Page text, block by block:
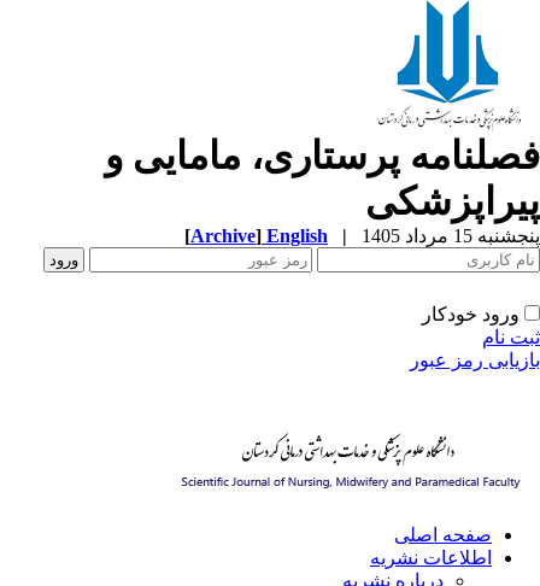
پرستاری، مامایی و
15 مرداد 1405 |
English
[Archive]
ورود خودکار
نام
رمز عبور
صفحه اصلی
اطلاعات نشریه
درباره نشریه